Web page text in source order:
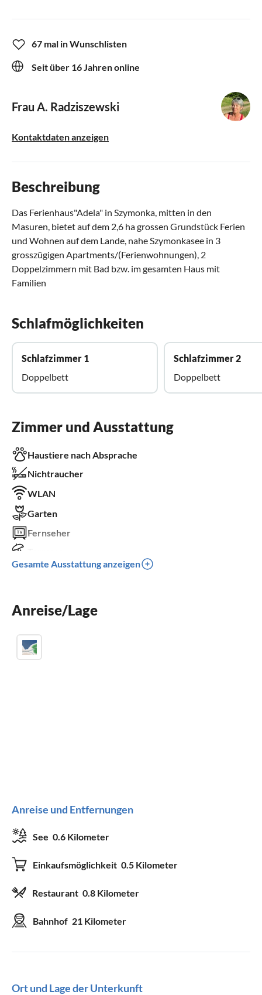
67 mal in Wunschlisten
Seit über 16 Jahren online
Frau A. Radziszewski
Kontaktdaten anzeigen
Beschreibung
Das Ferienhaus"Adela" in Szymonka, mitten in den
Masuren, bietet auf dem 2,6 ha grossen Grundstück Ferien
und Wohnen auf dem Lande, nahe Szymonkasee in 3
grosszügigen Apartments/(Ferienwohnungen), 2
Doppelzimmern mit Bad bzw. im gesamten Haus mit
Familien
Schlafmöglichkeiten
Schlafzimmer 1
Doppelbett
Schlafzimmer 2
Doppelbett
Zimmer und Ausstattung
Haustiere nach Absprache
Nichtraucher
WLAN
Garten
Fernseher
Spülmaschine
Sauna
Gesamte Ausstattung anzeigen
Anreise/Lage
Anreise und Entfernungen
See 0.6 Kilometer
Einkaufsmöglichkeit 0.5 Kilometer
Restaurant 0.8 Kilometer
Bahnhof 21 Kilometer
Ort und Lage der Unterkunft